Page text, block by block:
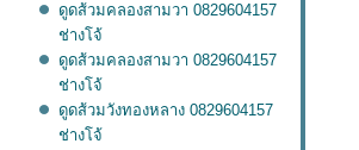
ดูดส้วมคลองสามวา 0829604157
ช่างโจ้
ดูดส้วมคลองสามวา 0829604157
ช่างโจ้
ดูดส้วมวังทองหลาง 0829604157
ช่างโจ้